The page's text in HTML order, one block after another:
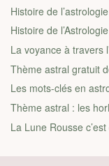
Histoire de
Histoire de
La voyance à travers
Thème astral gratuit
Les mots-clés en
Thème astral : les
La Lune Rousse